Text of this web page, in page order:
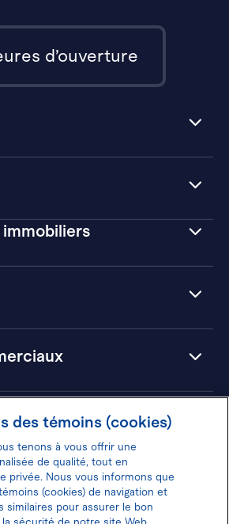
d’ouverture
avis pour gagner 100$
des témoins (cookies)
tenons à vous offrir une
de qualité, tout en
privée. Nous vous informons que
(cookies) de navigation et
similaires pour assurer le bon